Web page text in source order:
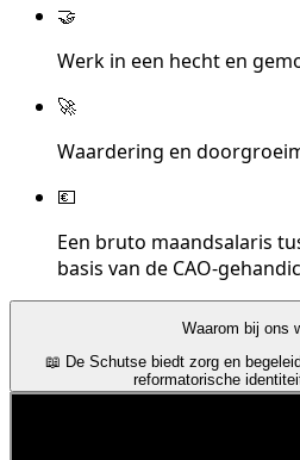
🤝
Werk in een hecht en
🚀
Waardering en
💶
Een bruto maandsalaris
basis van de CAO-
Waarom bij ons
📖 De Schutse biedt zorg en
reformatorische